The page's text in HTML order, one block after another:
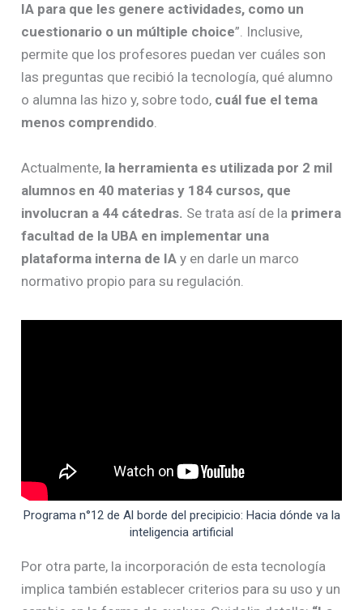
IA para que les genere actividades, como un
cuestionario o un múltiple choice”. Inclusive,
permite que los profesores puedan ver cuáles son
las preguntas que recibió la tecnología, qué alumno
o alumna las hizo y, sobre todo, cuál fue el tema
menos comprendido.
Actualmente, la herramienta es utilizada por 2 mil
alumnos en 40 materias y 184 cursos, que
involucran a 44 cátedras. Se trata así de la primera
facultad de la UBA en implementar una
plataforma interna de IAy en darle un marco
normativo propio para su regulación.
Programa n°12 de Al borde del precipicio: Hacia dónde va la
inteligencia artificial
Por otra parte, la incorporación de esta tecnología
implica también establecer criterios para su uso y un